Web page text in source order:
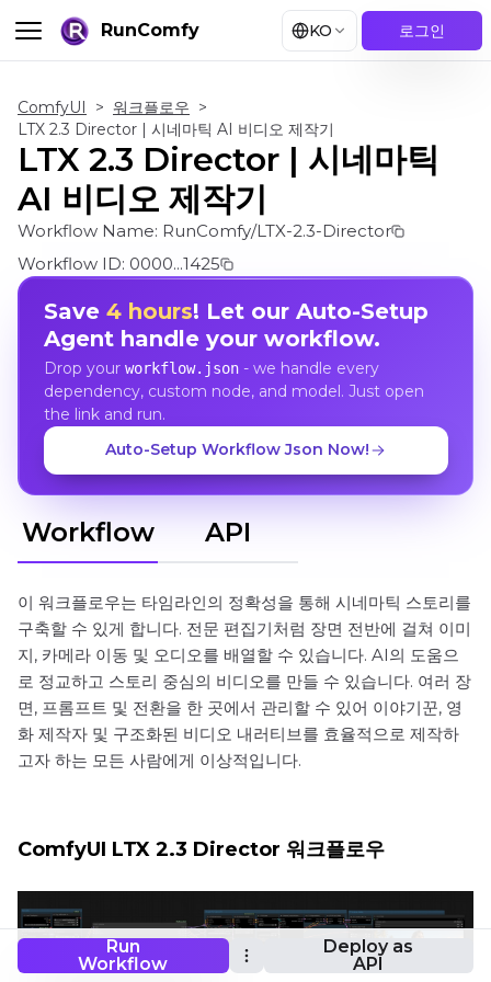
RunComfy KO 로그인
Run
Workflow
Deploy as
API
ComfyUI > 워크플로우 >
LTX 2.3 Director | 시네마틱 AI 비디오 제작기
LTX 2.3 Director | 시네마틱
AI 비디오 제작기
Workflow Name: RunComfy/LTX-2.3-Director
Workflow ID: 0000...1425
Save 4 hours! Let our Auto-Setup
Agent handle your workflow.
Drop your workflow.json- we handle every
dependency, custom node, and model. Just open
the link and run.
Auto-Setup Workflow Json Now!
Workflow API
이 워크플로우는 타임라인의 정확성을 통해 시네마틱 스토리를
구축할 수 있게 합니다. 전문 편집기처럼 장면 전반에 걸쳐 이미
지, 카메라 이동 및 오디오를 배열할 수 있습니다. AI의 도움으
로 정교하고 스토리 중심의 비디오를 만들 수 있습니다. 여러 장
면, 프롬프트 및 전환을 한 곳에서 관리할 수 있어 이야기꾼, 영
화 제작자 및 구조화된 비디오 내러티브를 효율적으로 제작하
고자 하는 모든 사람에게 이상적입니다.
ComfyUI LTX 2.3 Director 워크플로우